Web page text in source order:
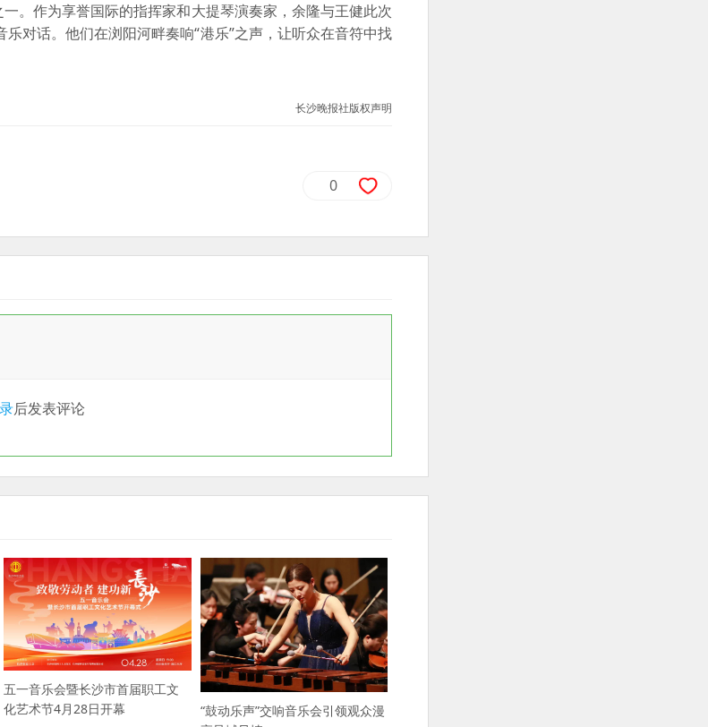
作为享誉国际的指挥家和大提琴演奏家，余隆与王健此次
对话。他们在浏阳河畔奏响“港乐”之声，让听众在音符中找
长沙晚报社版权声明
0
后发表评论
五一音乐会暨长沙市首届职工文
化艺术节4月28日开幕
“鼓动乐声”交响音乐会引领观众漫